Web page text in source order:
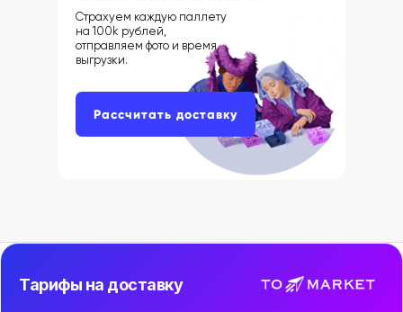
Рассчитать доставку
Страхуем каждую паллету
на 100k рублей,
отправляем фото и время
выгрузки.
Тарифы на доставку